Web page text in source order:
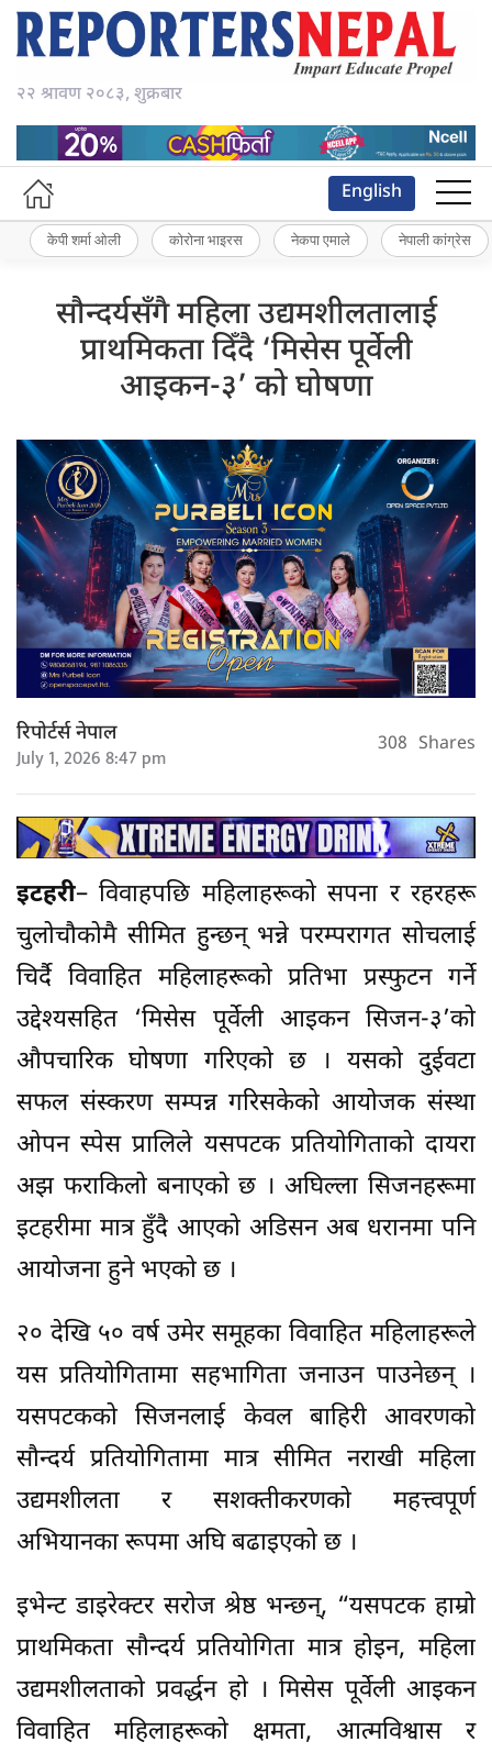
२२ श्रावण २०८३, शुक्रबार
English
केपी शर्मा ओली कोरोना भाइरस नेकपा एमाले नेपाली कांग्रेस
सौन्दर्यसँगै महिला उद्यमशीलतालाई
प्राथमिकता दिँदै ‘मिसेस पूर्वेली
आइकन-३’ को घोषणा
रिपोर्टर्स नेपाल
July 1, 2026 8:47 pm 308 Shares
इटहरी– विवाहपछि महिलाहरूको सपना र रहरहरू
चुलोचौकोमै सीमित हुन्छन् भन्ने परम्परागत सोचलाई
चिर्दै विवाहित महिलाहरूको प्रतिभा प्रस्फुटन गर्ने
उद्देश्यसहित ‘मिसेस पूर्वेली आइकन सिजन-३’को
औपचारिक घोषणा गरिएको छ । यसको दुईवटा
सफल संस्करण सम्पन्न गरिसकेको आयोजक संस्था
ओपन स्पेस प्रालिले यसपटक प्रतियोगिताको दायरा
अझ फराकिलो बनाएको छ । अघिल्ला सिजनहरूमा
इटहरीमा मात्र हुँदै आएको अडिसन अब धरानमा पनि
आयोजना हुने भएको छ ।
२० देखि ५० वर्ष उमेर समूहका विवाहित महिलाहरूले
यस प्रतियोगितामा सहभागिता जनाउन पाउनेछन् ।
यसपटकको सिजनलाई केवल बाहिरी आवरणको
सौन्दर्य प्रतियोगितामा मात्र सीमित नराखी महिला
उद्यमशीलता र सशक्तीकरणको महत्त्वपूर्ण
अभियानका रूपमा अघि बढाइएको छ ।
इभेन्ट डाइरेक्टर सरोज श्रेष्ठ भन्छन्, “यसपटक हाम्रो
प्राथमिकता सौन्दर्य प्रतियोगिता मात्र होइन, महिला
उद्यमशीलताको प्रवर्द्धन हो । मिसेस पूर्वेली आइकन
विवाहित महिलाहरूको क्षमता, आत्मविश्वास र